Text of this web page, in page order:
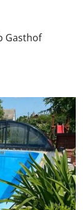
Gasthof